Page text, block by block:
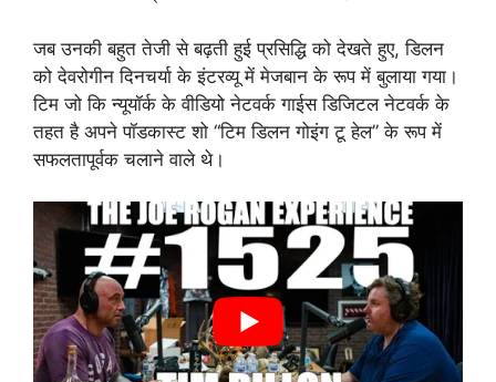
जब उनकी बहुत तेजी से बढ़ती हुई प्रसिद्धि को देखते हुए, डिलन
को देवरोगीन दिनचर्या के इंटरव्यू में मेजबान के रूप में बुलाया गया।
टिम जो कि न्यूयॉर्क के वीडियो नेटवर्क गाईस डिजिटल नेटवर्क के
तहत है अपने पॉडकास्ट शो “टिम डिलन गोइंग टू हेल” के रूप में
सफलतापूर्वक चलाने वाले थे।